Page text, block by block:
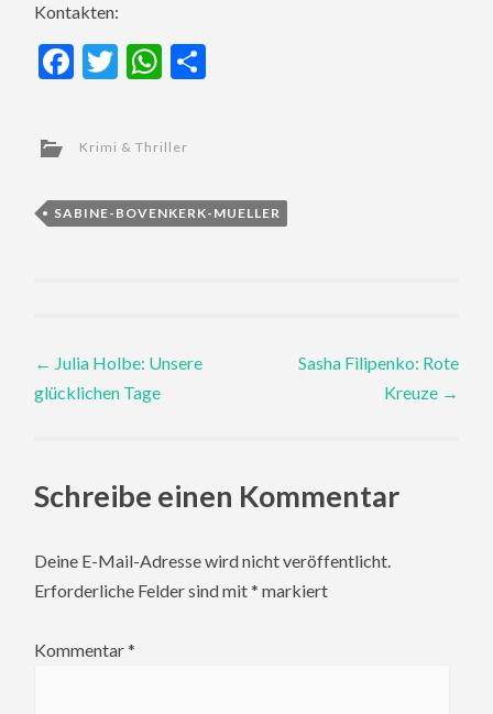
Kontakten:
Facebook
TwitterWhatsApp
Krimi & Thriller
SABINE-BOVENKERK-MUELLER
Post
navigation
← Julia Holbe: Unsere
glücklichen Tage
Sasha Filipenko: Rote
Kreuze →
Schreibe einen Kommentar
Deine E-Mail-Adresse wird nicht veröffentlicht.
Erforderliche Felder sind mit* markiert
Kommentar*